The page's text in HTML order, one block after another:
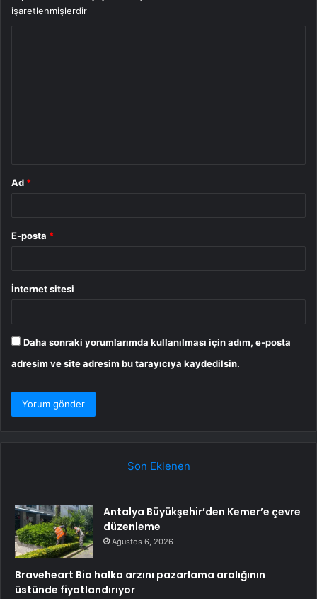
işaretlenmişlerdir
Ad *
E-posta *
İnternet sitesi
Daha sonraki yorumlarımda kullanılması için adım, e-posta
adresim ve site adresim bu tarayıcıya kaydedilsin.
Son Eklenen
Antalya Büyükşehir’den Kemer’e çevre
düzenleme
Ağustos 6, 2026
Braveheart Bio halka arzını pazarlama aralığının
üstünde fiyatlandırıyor